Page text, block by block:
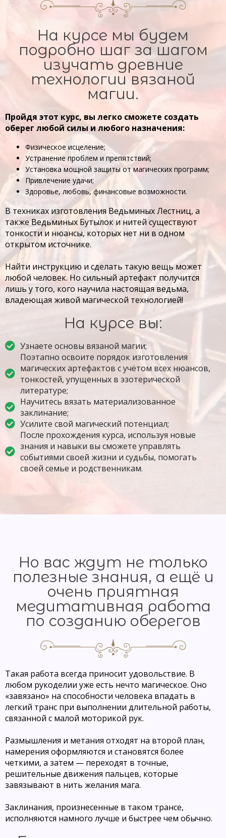
На курсе мы будем
подробно шаг за шагом
изучать древние
технологии вязаной
магии.
Пройдя этот курс, вы легко сможете создать
оберег любой силы и любого назначения:
Физическое исцеление;
Устранение проблем и препятствий;
Установка мощной защиты от магических программ;
Привлечение удачи;
Здоровье, любовь, финансовые возможности.
В техниках изготовления Ведьминых Лестниц, а
также Ведьминых Бутылок и нитей существуют
тонкости и нюансы, которых нет ни в одном
открытом источнике.
Найти инструкцию и сделать такую вещь может
любой человек. Но сильный артефакт получится
лишь у того, кого научила настоящая ведьма,
владеющая живой магической технологией!
На курсе вы:
Узнаете основы вязаной магии;
Поэтапно освоите порядок изготовления
магических артефактов с учётом всех нюансов,
тонкостей, упущенных в эзотерической
литературе;
Научитесь вязать материализованное
заклинание;
Усилите свой магический потенциал;
После прохождения курса, используя новые
знания и навыки вы сможете управлять
событиями своей жизни и судьбы, помогать
своей семье и родственникам.
Но вас ждут не только
полезные знания, а ещё и
очень приятная
медитативная работа
по созданию оберегов
Такая работа всегда приносит удовольствие. В
любом рукоделии уже есть нечто магическое. Оно
«завязано» на способности человека впадать в
легкий транс при выполнении длительной работы,
связанной с малой моторикой рук.
Размышления и метания отходят на второй план,
намерения оформляются и становятся более
четкими, а затем — переходят в точные,
решительные движения пальцев, которые
завязывают в нить желания мага.
Заклинания, произнесенные в таком трансе,
исполняются намного лучше и быстрее чем обычно.